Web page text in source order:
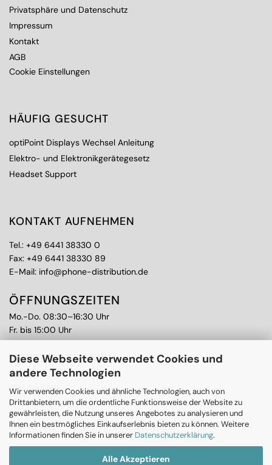
Diese Webseite verwendet Cookies und
andere Technologien
Wir verwenden Cookies und ähnliche Technologien, auch von
Drittanbietern, um die ordentliche Funktionsweise der Website zu
gewährleisten, die Nutzung unseres Angebotes zu analysieren und
Ihnen ein bestmögliches Einkaufserlebnis bieten zu können. Weitere
Informationen finden Sie in unserer Datenschutzerklärung.
Alle Akzeptieren
Privatsphäre und Datenschutz
Impressum
Kontakt
AGB
Cookie Einstellungen
HÄUFIG GESUCHT
optiPoint Displays Wechsel Anleitung
Elektro- und Elektronikgerätegesetz
Headset Support
KONTAKT AUFNEHMEN
Tel.: +49 6441 38330 0
Fax: +49 6441 38330 89
E-Mail: info@phone-distribution.de
ÖFFNUNGSZEITEN
Mo.-Do. 08:30–16:30 Uhr
Fr. bis 15:00 Uhr
WEITERE THEMEN
Ankauf
CPS Garantie
RMA